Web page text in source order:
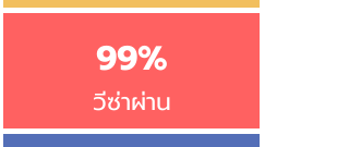
99%
วีซ่าผ่าน